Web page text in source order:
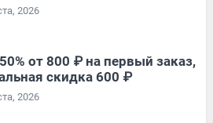
2026
от 800 ₽ на первый заказ,
скидка 600 ₽
2026